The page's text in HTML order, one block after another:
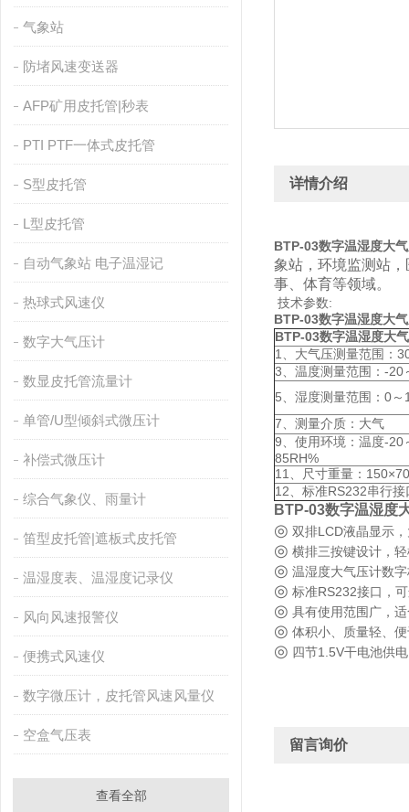
气象站
防堵风速变送器
AFP矿用皮托管|秒表
PTI PTF一体式皮托管
S型皮托管
L型皮托管
自动气象站 电子温湿记
热球式风速仪
数字大气压计
数显皮托管流量计
单管/U型倾斜式微压计
补偿式微压计
综合气象仪、雨量计
笛型皮托管|遮板式皮托管
温湿度表、温湿度记录仪
风向风速报警仪
便携式风速仪
数字微压计，皮托管风速风量仪
空盒气压表
查看全部
详情介绍
BTP-03数字温湿度大
象站，环境监测站
事、体育等领域。
技术参数:
BTP-03数字温湿度大
BTP-03数字温湿度大
1、大气压测量范围：
3、温度测量范围：-
5、湿度测量范围：0～
7、测量介质：大气
9、使用环境：温度-
85RH%
11、尺寸重量：
12、标准RS232串行
BTP-03数字温湿度
◎ 双排LCD液晶显示
◎ 横排三按键设计，
◎ 温湿度大气压计数
◎ 标准RS232接口，
◎ 具有使用范围广，
◎ 体积小、质量轻、
◎ 四节1.5V干电池供
留言询价